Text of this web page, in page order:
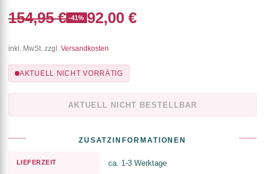
154,95 € -41% 92,00 €
inkl. MwSt. zzgl. Versandkosten
AKTUELL NICHT VORRÄTIG
AKTUELL NICHT BESTELLBAR
ZUSATZINFORMATIONEN
LIEFERZEIT ca. 1-3 Werktage